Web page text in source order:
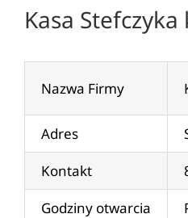
Kasa
Nazwa Firmy
Adres
Kontakt
Godziny otwarcia